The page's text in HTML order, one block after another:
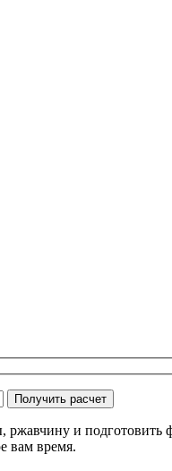
и подготовить
вам время.